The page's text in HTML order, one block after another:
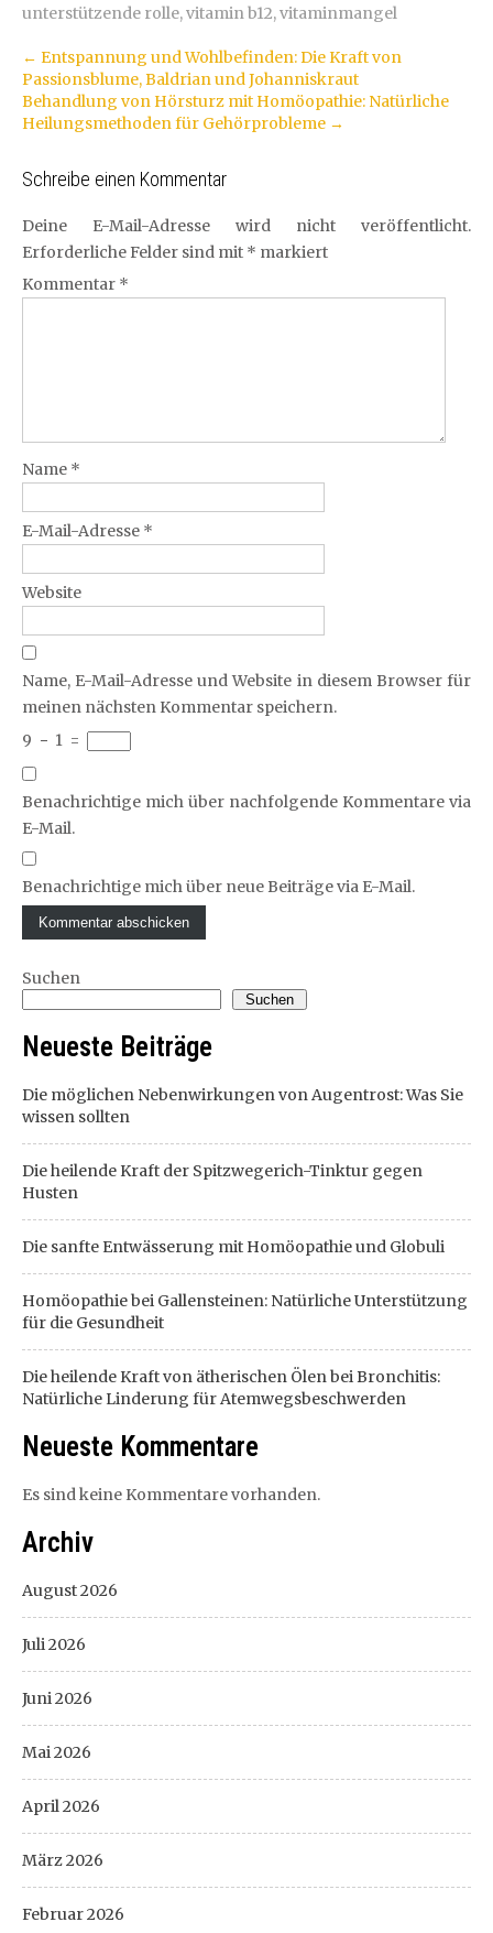
unterstützende rolle,vitamin b12,vitaminmangel
Artikel-
Navigation
← Entspannung und Wohlbefinden: Die Kraft von
Passionsblume, Baldrian und Johanniskraut
Behandlung von Hörsturz mit Homöopathie: Natürliche
Heilungsmethoden für Gehörprobleme →
Schreibe einen Kommentar
Deine E-Mail-Adresse wird nicht veröffentlicht.
Erforderliche Felder sind mit * markiert
Kommentar *
Name *
E-Mail-Adresse *
Website
Name, E-Mail-Adresse und Website in diesem Browser für
meinen nächsten Kommentar speichern.
9 − 1 =
Benachrichtige mich über nachfolgende Kommentare via
E-Mail.
Benachrichtige mich über neue Beiträge via E-Mail.
Suchen
Suchen
Neueste Beiträge
Die möglichen Nebenwirkungen von Augentrost: Was Sie
wissen sollten
Die heilende Kraft der Spitzwegerich-Tinktur gegen
Husten
Die sanfte Entwässerung mit Homöopathie und Globuli
Homöopathie bei Gallensteinen: Natürliche Unterstützung
für die Gesundheit
Die heilende Kraft von ätherischen Ölen bei Bronchitis:
Natürliche Linderung für Atemwegsbeschwerden
Neueste Kommentare
Es sind keine Kommentare vorhanden.
Archiv
August 2026
Juli 2026
Juni 2026
Mai 2026
April 2026
März 2026
Februar 2026